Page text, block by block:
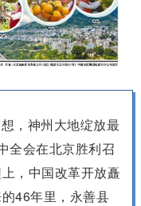
，神州大地绽放最
全会在北京胜利召
，中国改革开放矗
46年里，永善县